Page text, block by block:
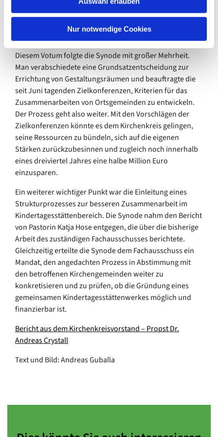
Nur notwendige Cookies
Zusammenarbeit von Gemeinden werden wir uns in
unserem ländlichen Kirchenkreis zukunftsfähig“, machte
Diesem Votum folgte die Synode mit großer Mehrheit.
Man verabschiedete eine Grundsatzentscheidung zur
Errichtung von Gestaltungsräumen und beauftragte die
seit Juni tagenden Zielkonferenzen, Kriterien für das
Zusammenarbeiten von Ortsgemeinden zu entwickeln.
Der Prozess geht also weiter. Mit den Vorschlägen der
Zielkonferenzen könnte es dem Kirchenkreis gelingen,
seine Ressourcen zu bündeln, sich auf die eigenen
Stärken zurückzubesinnen und zugleich noch innerhalb
eines dreiviertel Jahres eine halbe Million Euro
einzusparen.
Ein weiterer wichtiger Punkt war die Einleitung eines
Strukturprozesses zur besseren Zusammenarbeit im
Kindertagesstättenbereich. Die Synode nahm den Bericht
von Pastorin Katja Hose entgegen, die über die bisherige
Arbeit des zuständigen Fachausschusses berichtete.
Gleichzeitig erteilte die Synode dem Fachausschuss ein
Mandat, den angedachten Prozess in Abstimmung mit
den betroffenen Kirchengemeinden weiter zu
konkretisieren und zu prüfen, ob die Gründung eines
gemeinsamen Kindertagesstättenwerkes möglich und
finanzierbar ist.
Bericht aus dem Kirchenkreisvorstand – Propst Dr.
Andreas Crystall
Text und Bild: Andreas Guballa